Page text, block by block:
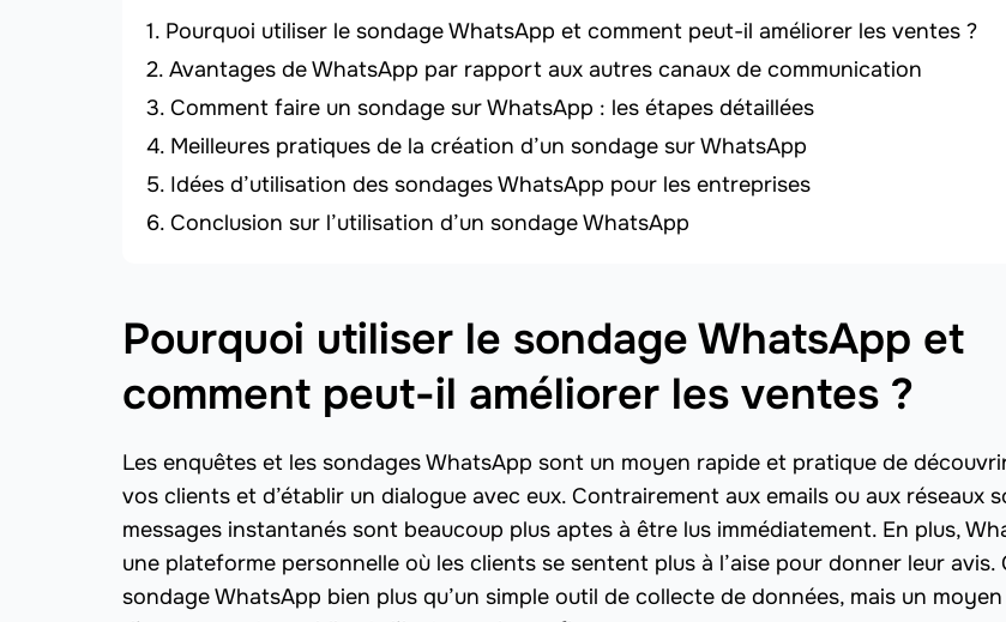
Pourquoi utiliser le sondage WhatsApp et comment peut-il améliorer les ventes ?
Avantages de WhatsApp par rapport aux autres canaux de communication
Comment faire un sondage sur WhatsApp : les étapes détaillées
Meilleures pratiques de la création d’un sondage sur WhatsApp
Idées d’utilisation des sondages WhatsApp pour les entreprises
Conclusion sur l’utilisation d’un sondage WhatsApp
Pourquoi utiliser le sondage WhatsApp et
comment peut-il améliorer les ventes ?
Les enquêtes et les sondages WhatsApp sont un moyen rapide et pratique de
vos clients et d’établir un dialogue avec eux. Contrairement aux emails ou aux réseaux
messages instantanés sont beaucoup plus aptes à être lus immédiatement. En plus,
une plateforme personnelle où les clients se sentent plus à l’aise pour donner leur avis.
sondage WhatsApp bien plus qu’un simple outil de collecte de données, mais un